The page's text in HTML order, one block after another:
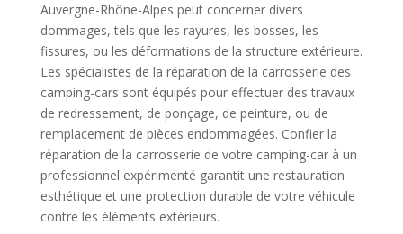
Auvergne-Rhône-Alpes peut concerner divers
dommages, tels que les rayures, les bosses, les
fissures, ou les déformations de la structure extérieure.
Les spécialistes de la réparation de la carrosserie des
camping-cars sont équipés pour effectuer des travaux
de redressement, de ponçage, de peinture, ou de
remplacement de pièces endommagées. Confier la
réparation de la carrosserie de votre camping-car à un
professionnel expérimenté garantit une restauration
esthétique et une protection durable de votre véhicule
contre les éléments extérieurs.